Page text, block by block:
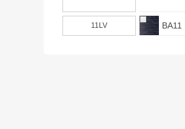
11LV BA11